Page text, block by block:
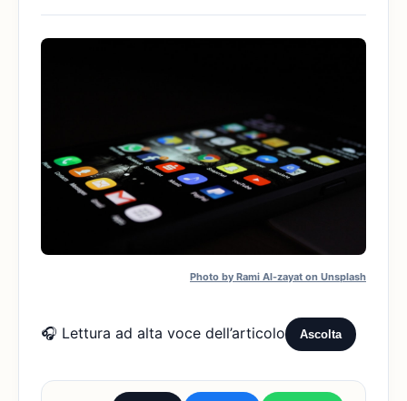
Photo by Rami Al-zayat on Unsplash
🎧 Lettura ad alta voce dell’articolo Ascolta